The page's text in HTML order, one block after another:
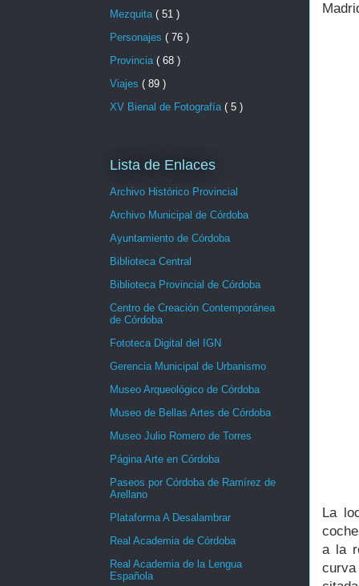
La
a la
Mezquita ( 51 )
Personajes ( 76 )
Provincia ( 68 )
Viajes ( 89 )
XV Bienal de Fotografía ( 5 )
Lista de Enlaces
Archivo Histórico Provincial
Archivo Municipal de Córdoba
Ayuntamiento de Córdoba
Biblioteca Central
Biblioteca Provincial de Córdoba
Centro de Creación Contemporánea
de Córdoba
Fototeca Digital del IGN
Gerencia Municipal de Urbanismo
Museo Arqueológico de Córdoba
Museo de Bellas Artes de Córdoba
Museo Julio Romero de Torres
Página Arte en Córdoba
Paseos por Córdoba de Ramírez de
Arellano
Plataforma A Desalambrar
Real Academia de Córdoba
Real Academia de la Lengua
Española